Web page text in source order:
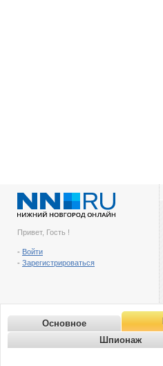
Привет, Гость !
- Войти
- Зарегистрироваться
Основное
Шпионаж